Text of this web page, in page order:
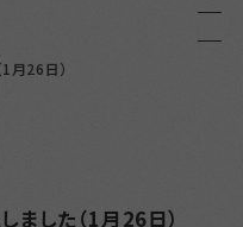
月26日）
した（1月26日）